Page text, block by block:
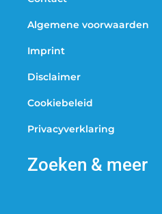
Algemene voorwaarden
Imprint
Disclaimer
Cookiebeleid
Privacyverklaring
Zoeken & meer